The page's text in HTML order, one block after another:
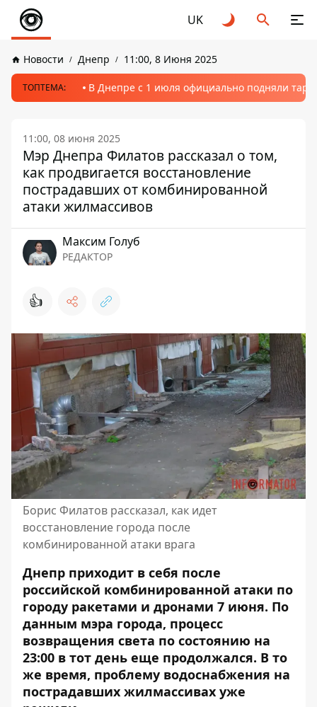
UK
Новости Днепр 11:00, 8 Июня 2025
ТОПТЕМА: В Днепре с 1 июля официально подняли
11:00, 08 июня 2025
Мэр Днепра Филатов рассказал о том,
как продвигается восстановление
пострадавших от комбинированной
атаки жилмассивов
Максим Голуб
РЕДАКТОР
👍
Борис Филатов рассказал, как идет
восстановление города после
комбинированной атаки врага
Днепр приходит в себя после
российской комбинированной атаки по
городу ракетами и дронами 7 июня. По
данным мэра города, процесс
возвращения света по состоянию на
23:00 в тот день еще продолжался. В то
же время, проблему водоснабжения на
пострадавших жилмассивах уже